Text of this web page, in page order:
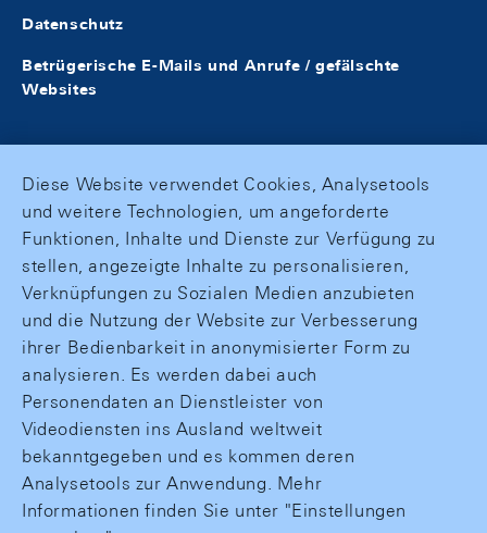
Datenschutz
Betrügerische E-Mails und Anrufe / gefälschte
Websites
Diese Website verwendet Cookies, Analysetools
und weitere Technologien, um angeforderte
Funktionen, Inhalte und Dienste zur Verfügung zu
stellen, angezeigte Inhalte zu personalisieren,
Verknüpfungen zu Sozialen Medien anzubieten
und die Nutzung der Website zur Verbesserung
ihrer Bedienbarkeit in anonymisierter Form zu
analysieren. Es werden dabei auch
Personendaten an Dienstleister von
Videodiensten ins Ausland weltweit
bekanntgegeben und es kommen deren
Analysetools zur Anwendung. Mehr
Informationen finden Sie unter "Einstellungen